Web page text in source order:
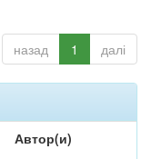
назад 1 далі
Автор(и)